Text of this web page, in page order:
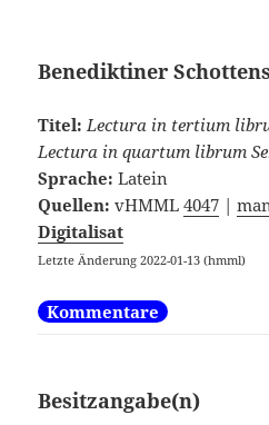
Benediktiner
Titel:Lectura in tertium
Lectura in quartum librum
Sprache:Latein
Quellen:vHMML4047 |
Digitalisat
Letzte Änderung 2022-01-13 (hmml)
Kommentare
Besitzangabe(n)